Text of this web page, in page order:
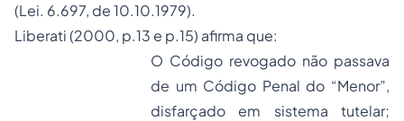
(Lei. 6.697, de 10.10.1979).
Liberati (2000, p.13 e p.15) afirma que:
O Código revogado não passava
de um Código Penal do “Menor”,
disfarçado em sistema tutelar;